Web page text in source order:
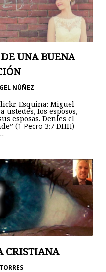
UNA BUENA
NÚÑEZ
Esquina: Miguel
ustedes, los esposos,
esposas. Denles el
(1 Pedro 3:7 DHH)
CRISTIANA